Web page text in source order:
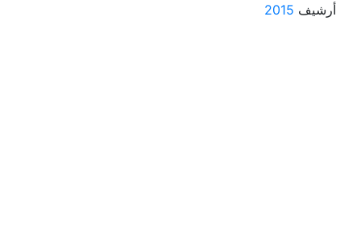
أرشيف 2015